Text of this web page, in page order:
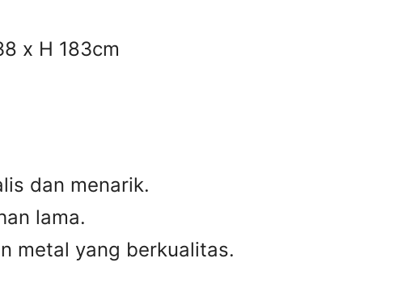
x H 183cm
dan menarik.
lama.
metal yang berkualitas.